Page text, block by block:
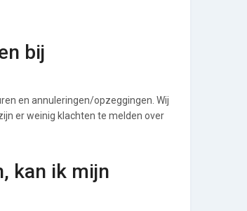
bij
en annuleringen/opzeggingen. Wij
er weinig klachten te melden over
kan ik mijn